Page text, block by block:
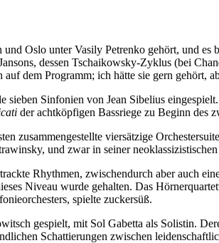
Oslo unter Vasily Petrenko gehört, und
dessen Tschaikowsky-Zyklus (bei
auf dem Programm; ich hätte sie gern gehört,
Sinfonien von Jean Sibelius
der achtköpfigen Bassriege zu Beginn des
zusammengestellte viersätzige
und zwar in seiner neoklassizistischen
Rhythmen, zwischendurch aber auch
Niveau wurde gehalten. Das
spielte zuckersüß.
gespielt, mit Sol Gabetta als Solistin.
Schattierungen zwischen